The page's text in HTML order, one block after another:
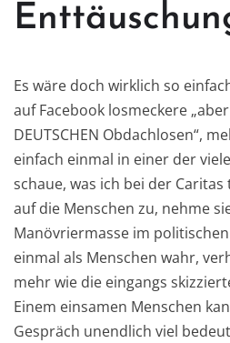
Es wäre doch wirklich so
auf Facebook losmeckere
DEUTSCHEN Obdachlosen“,
einfach einmal in einer der
schaue, was ich bei der
auf die Menschen zu, nehme
Manövriermasse im
einmal als Menschen wahr,
mehr wie die eingangs
Einem einsamen Menschen
Gespräch unendlich viel